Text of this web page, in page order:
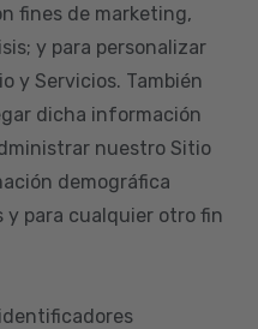
fines de marketing,
y para personalizar
y Servicios. También
dicha información
nuestro Sitio
demográfica
y para cualquier otro fin